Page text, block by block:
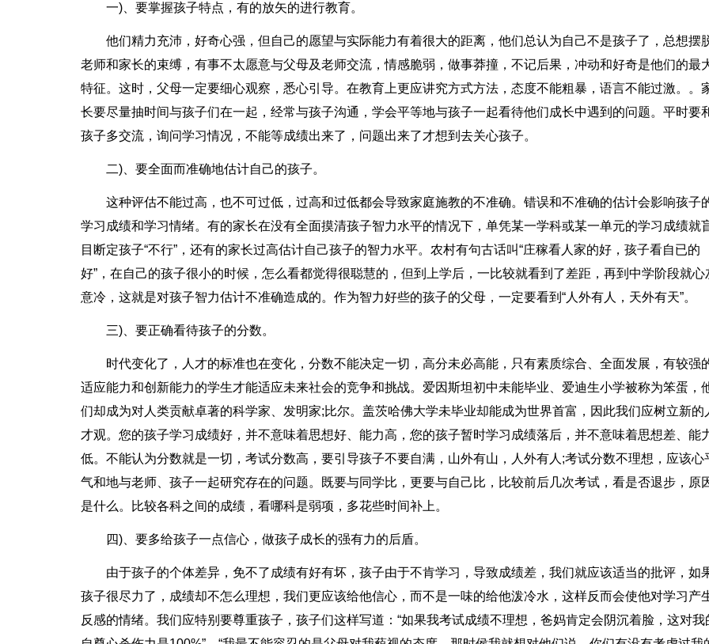
一)、要掌握孩子特点，有的放矢的进行教育。
他们精力充沛，好奇心强，但自己的愿望与实际能力有着很大的距离，他们总认为自己不是孩子了，总想摆
老师和家长的束缚，有事不太愿意与父母及老师交流，情感脆弱，做事莽撞，不记后果，冲动和好奇是他们的最
特征。这时，父母一定要细心观察，悉心引导。在教育上更应讲究方式方法，态度不能粗暴，语言不能过激。。
长要尽量抽时间与孩子们在一起，经常与孩子沟通，学会平等地与孩子一起看待他们成长中遇到的问题。平时要
孩子多交流，询问学习情况，不能等成绩出来了，问题出来了才想到去关心孩子。
二)、要全面而准确地估计自己的孩子。
这种评估不能过高，也不可过低，过高和过低都会导致家庭施教的不准确。错误和不准确的估计会影响孩子
学习成绩和学习情绪。有的家长在没有全面摸清孩子智力水平的情况下，单凭某一学科或某一单元的学习成绩就
目断定孩子“不行”，还有的家长过高估计自己孩子的智力水平。农村有句古话叫“庄稼看人家的好，孩子看自已的
好”，在自己的孩子很小的时候，怎么看都觉得很聪慧的，但到上学后，一比较就看到了差距，再到中学阶段就心
意冷，这就是对孩子智力估计不准确造成的。作为智力好些的孩子的父母，一定要看到“人外有人，天外有天”。
三)、要正确看待孩子的分数。
时代变化了，人才的标准也在变化，分数不能决定一切，高分未必高能，只有素质综合、全面发展，有较强
适应能力和创新能力的学生才能适应未来社会的竞争和挑战。爱因斯坦初中未能毕业、爱迪生小学被称为笨蛋，
们却成为对人类贡献卓著的科学家、发明家;比尔。盖茨哈佛大学未毕业却能成为世界首富，因此我们应树立新的
才观。您的孩子学习成绩好，并不意味着思想好、能力高，您的孩子暂时学习成绩落后，并不意味着思想差、能
低。不能认为分数就是一切，考试分数高，要引导孩子不要自满，山外有山，人外有人;考试分数不理想，应该心
气和地与老师、孩子一起研究存在的问题。既要与同学比，更要与自己比，比较前后几次考试，看是否退步，原
是什么。比较各科之间的成绩，看哪科是弱项，多花些时间补上。
四)、要多给孩子一点信心，做孩子成长的强有力的后盾。
由于孩子的个体差异，免不了成绩有好有坏，孩子由于不肯学习，导致成绩差，我们就应该适当的批评，如
孩子很尽力了，成绩却不怎么理想，我们更应该给他信心，而不是一味的给他泼冷水，这样反而会使他对学习产
反感的情绪。我们应特别要尊重孩子，孩子们这样写道：“如果我考试成绩不理想，爸妈肯定会阴沉着脸，这对我